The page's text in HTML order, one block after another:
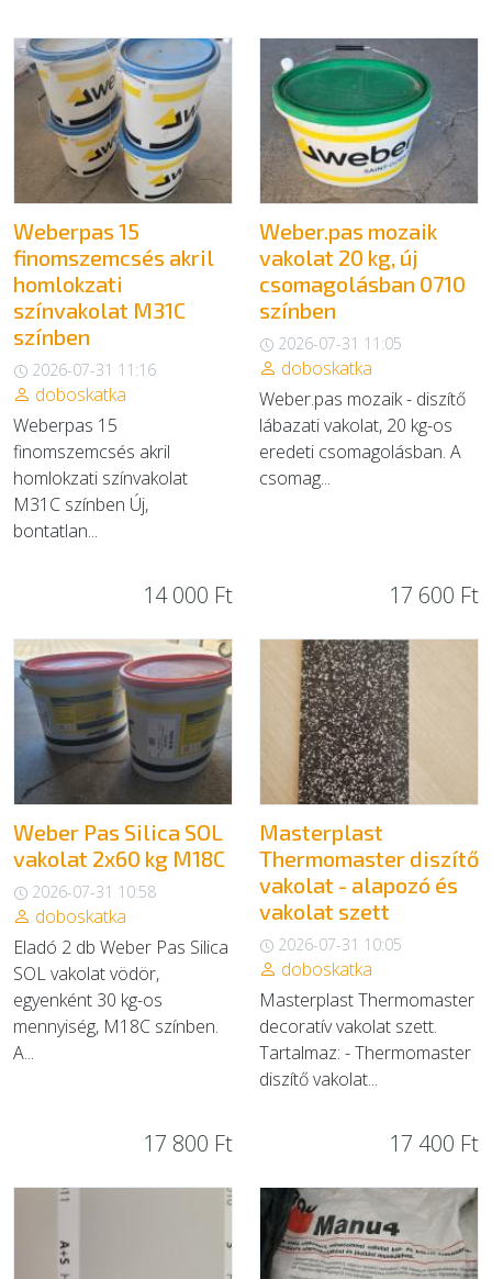
EGYÉB
SZOLGÁLTATÓK
Weberpas 15
finomszemcsés akril
homlokzati
színvakolat M31C
színben
2026-07-31 11:16
doboskatka
Weberpas 15
finomszemcsés akril
homlokzati színvakolat
M31C színben Új,
bontatlan...
14 000 Ft
Weber.pas mozaik
vakolat 20 kg, új
csomagolásban 0710
színben
2026-07-31 11:05
doboskatka
Weber.pas mozaik - diszítő
lábazati vakolat, 20 kg-os
eredeti csomagolásban. A
csomag...
17 600 Ft
Weber Pas Silica SOL
vakolat 2x60 kg M18C
2026-07-31 10:58
doboskatka
Eladó 2 db Weber Pas Silica
SOL vakolat vödör,
egyenként 30 kg-os
mennyiség, M18C színben.
A...
17 800 Ft
Masterplast
Thermomaster diszítő
vakolat - alapozó és
vakolat szett
2026-07-31 10:05
doboskatka
Masterplast Thermomaster
decoratív vakolat szett.
Tartalmaz: - Thermomaster
diszítő vakolat...
17 400 Ft